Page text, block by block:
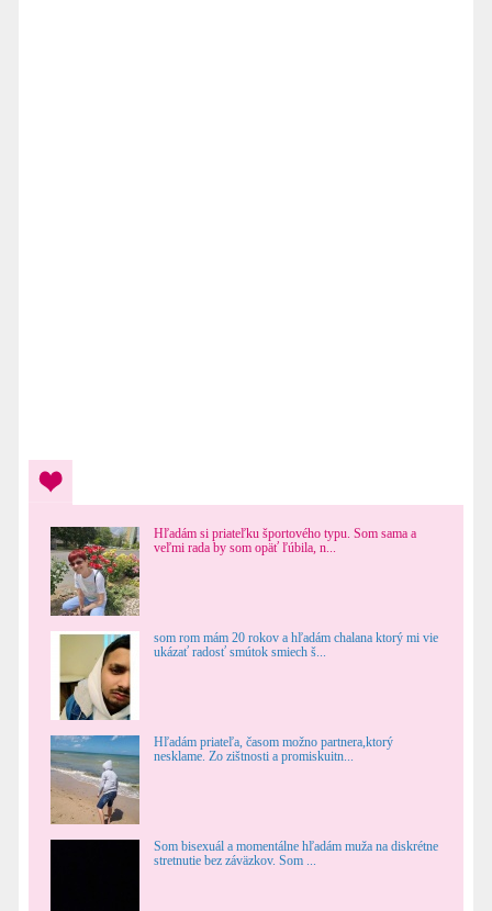
Hľadám si priateľku športového typu. Som sama a
veľmi rada by som opäť ľúbila, n...
som rom mám 20 rokov a hľadám chalana ktorý mi vie
ukázať radosť smútok smiech š...
Hľadám priateľa, časom možno partnera,ktorý
nesklame. Zo zištnosti a promiskuitn...
Som bisexuál a momentálne hľadám muža na diskrétne
stretnutie bez záväzkov. Som ...